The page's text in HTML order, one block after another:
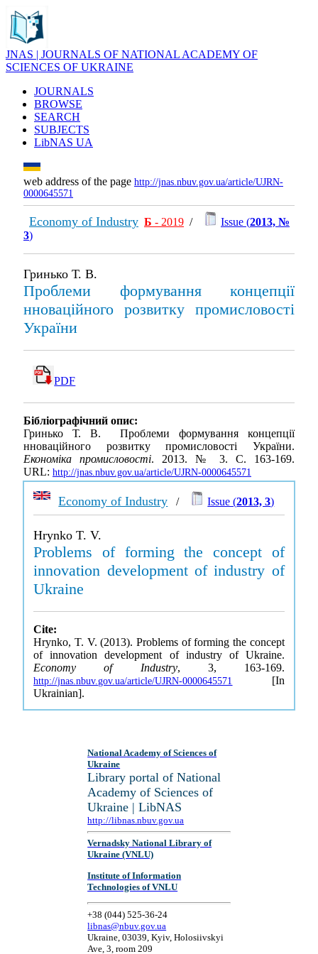
JNAS | JOURNALS OF NATIONAL ACADEMY OF
SCIENCES OF UKRAINE
JOURNALS
BROWSE
SEARCH
SUBJECTS
LibNAS UA
web address of the page http://jnas.nbuv.gov.ua/article/UJRN-
0000645571
Economy of Industry Б - 2019 / Issue (2013, №
3)
Гринько Т. В.
Проблеми формування концепції
нноваційного розвитку промисловості
України
PDF
Бібліографічний опис:
Гринько Т. В. Проблеми формування концепції
нноваційного розвитку промисловості України.
Економіка промисловості. 2013. № 3. С. 163-169.
URL: http://jnas.nbuv.gov.ua/article/UJRN-0000645571
Economy of Industry / Issue (2013, 3)
Hrynko T. V.
Problems of forming the concept of
innovation development of industry of
Ukraine
Cite:
Hrynko, T. V. (2013). Problems of forming the concept
of innovation development of industry of Ukraine.
Economy of Industry, 3, 163-169.
http://jnas.nbuv.gov.ua/article/UJRN-0000645571
[In
Ukrainian].
National Academy of Sciences of
Ukraine
Library portal of National
Academy of Sciences of
Ukraine | LibNAS
http://libnas.nbuv.gov.ua
Vernadsky National Library of
Ukraine (VNLU)
Institute of Information
Technologies of VNLU
+38 (044) 525-36-24
libnas@nbuv.gov.ua
Ukraine, 03039, Kyiv, Holosiivskyi
Ave, 3, room 209